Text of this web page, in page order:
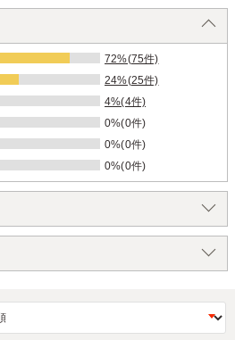
72%(75件)
24%(25件)
4%(4件)
0%(0件)
0%(0件)
0%(0件)